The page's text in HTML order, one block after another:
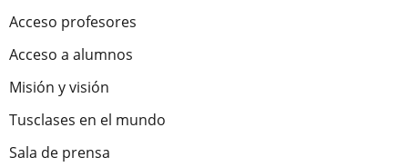
Acceso profesores
Acceso a alumnos
Misión y visión
Tusclases en el mundo
Sala de prensa